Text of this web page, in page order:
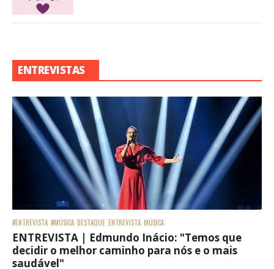
ENTREVISTAS
#ENTREVISTA #MÚSICA DESTAQUE ENTREVISTA MÚSICA
ENTREVISTA | Edmundo Inácio: "Temos que
decidir o melhor caminho para nós e o mais
saudável"